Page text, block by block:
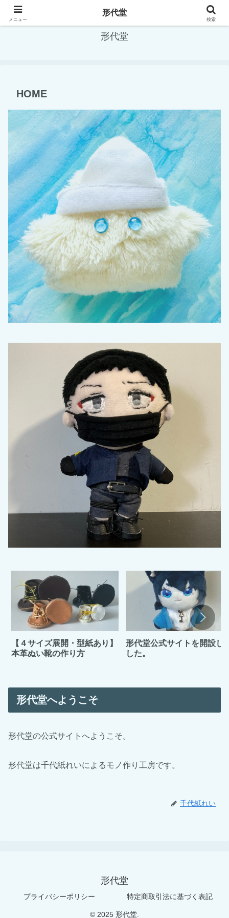
わたで満たす、こころも満たす
形代堂
HOME
【４サイズ展開・型紙あり】
本革ぬい靴の作り方
形代堂公式サイトを開設し
した。
形代堂へようこそ
形代堂の公式サイトへようこそ。
形代堂は千代紙れいによるモノ作り工房です。
千代紙れい
形代堂
プライバシーポリシー 特定商取引法に基づく表記
© 2025 形代堂.
メニュー
形代堂
検索